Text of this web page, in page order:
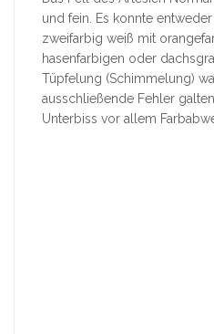
und fein. Es konnte
zweifarbig weiß mit
hasenfarbigen oder
Tüpfelung (Schimmelung)
ausschließende Fehler
Unterbiss vor allem